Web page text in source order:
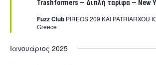
Trashformers – Διπλή ταρίφα – Νew
Fuzz Club PIREOS 209 KAI PATRIARXOU
Greece
Ιανουάριος 2025